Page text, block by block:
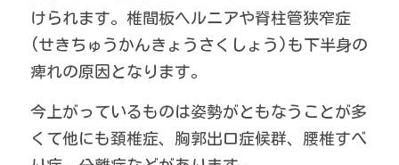
けられます。椎間板ヘルニアや脊柱管狭窄症
(せきちゅうかんきょうさくしょう)も下半身の
痺れの原因となります。
今上がっているものは姿勢がともなうことが多
くて他にも頚椎症、胸郭出口症候群、腰椎すべ